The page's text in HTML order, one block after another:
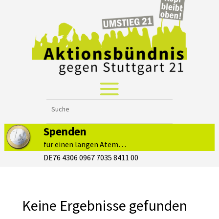
Spenden
für einen langen Atem…
DE76 4306 0967 7035 8411 00
Keine Ergebnisse gefunden